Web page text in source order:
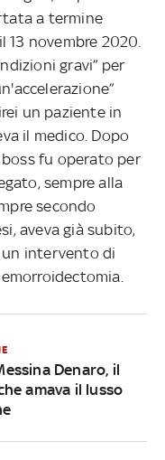
a termine
13 novembre 2020.
gravi” per
un paziente in
il medico. Dopo
fu operato per
sempre alla
secondo
aveva già subito,
un intervento di
Denaro, il
amava il lusso